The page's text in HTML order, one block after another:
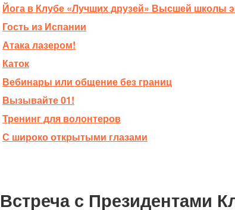
Йога в Клубе «Лучших друзей» Высшей школы
Гость из Испании
Атака лазером!
Каток
Вебинары или общение без границ
Вызывайте 01!
Тренинг для волонтеров
С широко открытыми глазами
Встреча с Президентами